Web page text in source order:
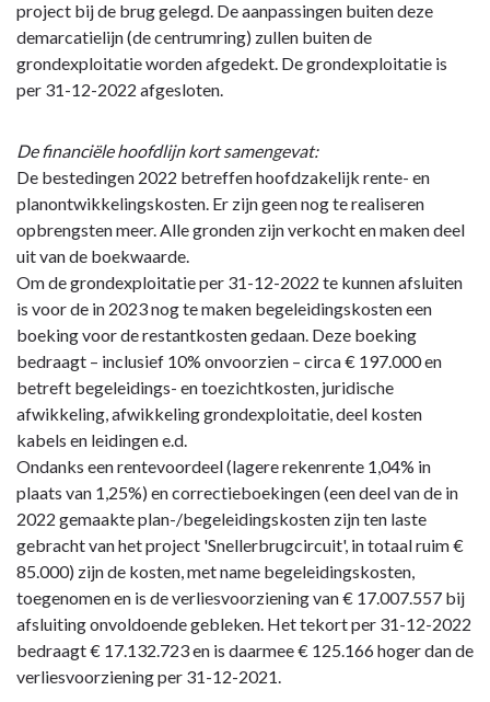
project bij de brug gelegd. De aanpassingen buiten deze
demarcatielijn (de centrumring) zullen buiten de
grondexploitatie worden afgedekt. De grondexploitatie is
per 31-12-2022 afgesloten.
De financiële hoofdlijn kort samengevat:
De bestedingen 2022 betreffen hoofdzakelijk rente- en
planontwikkelingskosten. Er zijn geen nog te realiseren
opbrengsten meer. Alle gronden zijn verkocht en maken deel
uit van de boekwaarde.
Om de grondexploitatie per 31-12-2022 te kunnen afsluiten
is voor de in 2023 nog te maken begeleidingskosten een
boeking voor de restantkosten gedaan. Deze boeking
bedraagt – inclusief 10% onvoorzien – circa € 197.000 en
betreft begeleidings- en toezichtkosten, juridische
afwikkeling, afwikkeling grondexploitatie, deel kosten
kabels en leidingen e.d.
Ondanks een rentevoordeel (lagere rekenrente 1,04% in
plaats van 1,25%) en correctieboekingen (een deel van de in
2022 gemaakte plan-/begeleidingskosten zijn ten laste
gebracht van het project 'Snellerbrugcircuit', in totaal ruim €
85.000) zijn de kosten, met name begeleidingskosten,
toegenomen en is de verliesvoorziening van € 17.007.557 bij
afsluiting onvoldoende gebleken. Het tekort per 31-12-2022
bedraagt € 17.132.723 en is daarmee € 125.166 hoger dan de
verliesvoorziening per 31-12-2021.